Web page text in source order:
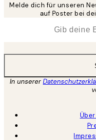
Melde dich für unseren
auf Poster bei
In unserer